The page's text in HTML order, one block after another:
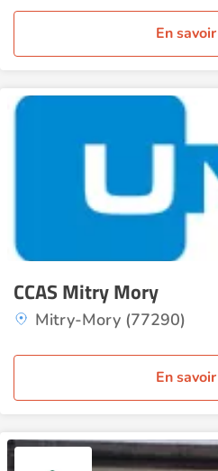
En
CCAS Mitry Mory
Mitry-Mory (77290)
En